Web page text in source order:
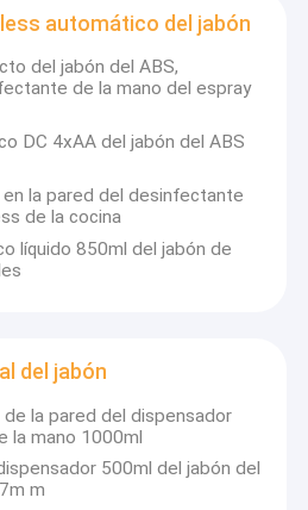
automático del jabón
del jabón del ABS,
de la mano del espray
DC 4xAA del jabón del ABS
la pared del desinfectante
de la cocina
líquido 850ml del jabón de
del jabón
la pared del dispensador
la mano 1000ml
500ml del jabón del
m